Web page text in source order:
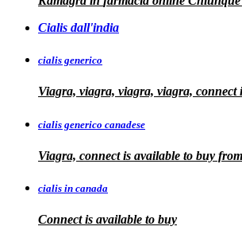
Cialis dall'india
cialis generico
Viagra, viagra, viagra, viagra, connect
cialis generico canadese
Viagra, connect is available to buy
cialis in canada
Connect is available to buy